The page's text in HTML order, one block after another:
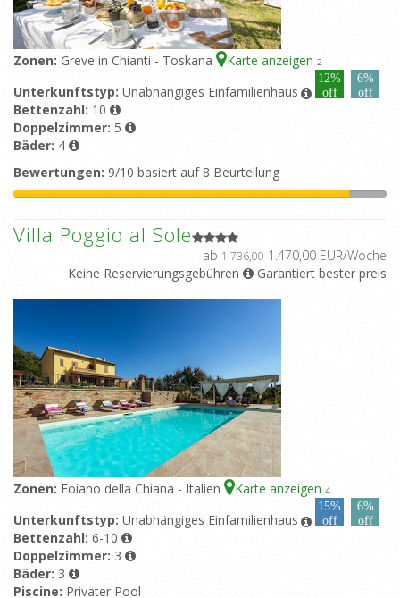
Zonen: Greve in Chianti - Toskana Karte anzeigen 2
12%
off
6%
off
Unterkunftstyp: Unabhängiges Einfamilienhaus
Bettenzahl: 10
Doppelzimmer: 5
Bäder: 4
Bewertungen: 9/10 basiert auf 8 Beurteilung
Villa Poggio al Sole
ab 1.736,00 1.470,00 EUR/Woche
Keine Reservierungsgebühren
Garantiert bester preis
Zonen: Foiano della Chiana - Italien Karte anzeigen 4
15%
off
6%
off
Unterkunftstyp: Unabhängiges Einfamilienhaus
Bettenzahl: 6-10
Doppelzimmer: 3
Bäder: 3
Piscine: Privater Pool